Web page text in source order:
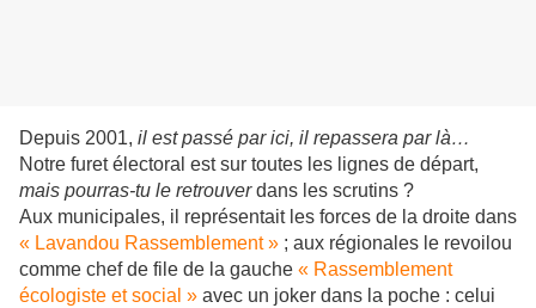
Depuis 2001, il est passé par ici, il repassera par là…
Notre furet électoral est sur toutes les lignes de départ,
mais pourras-tu le retrouverdans les scrutins ?
Aux municipales, il représentait les forces de la droite dans
« Lavandou Rassemblement » ; aux régionales le revoilou
comme chef de file de la gauche « Rassemblement
écologiste et social » avec un joker dans la poche : celui